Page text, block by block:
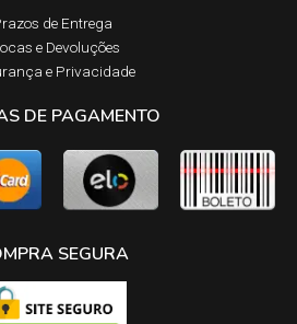
de Entrega​
e Devoluções​
e Privacidade
DE PAGAMENTO
SEGURA